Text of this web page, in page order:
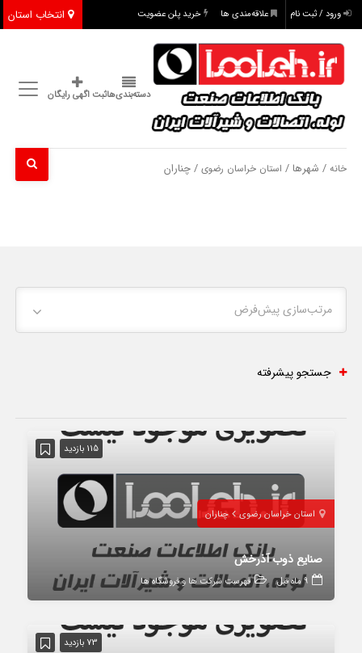
انتخاب استان ورود / ثبت نام علاقه‌مندی ها خرید پلن عضویت
دسته‌بندی‌هاثبت اگهی رایگان
خانه / شهرها / استان خراسان رضوی / چناران
مرتب‌سازی پیش‌فرض
جستجو پیشرفته
115 بازدید
استان خراسان رضوی چناران
صنایع ذوب آذرخش
9 ماه قبل فهرست شرکت ها و فروشگاه ها
73 بازدید